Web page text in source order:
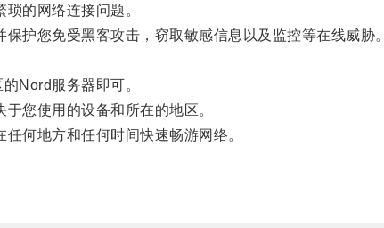
的网络连接问题。
您免受黑客攻击，窃取敏感信息以及监控等在线威胁。
Nord服务器即可。
您使用的设备和所在的地区。
何地方和任何时间快速畅游网络。